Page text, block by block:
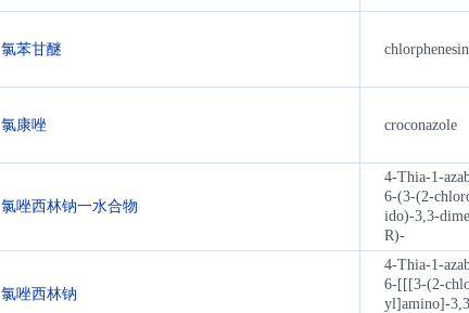
氯苯甘醚 chlorphenesin
氯康唑 croconazole
氯唑西林钠一水合物
4-Thia-1-
6-(3-(2-
ido)-3,3-
R)-
氯唑西林钠
4-Thia-1-
6-[[[3-(2-
yl]amino]-